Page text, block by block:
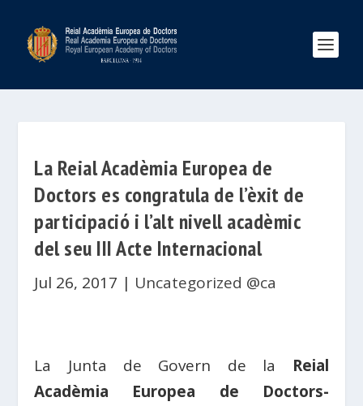
La Reial Acadèmia Europea de
Doctors es congratula de l’èxit de
participació i l’alt nivell acadèmic
del seu III Acte Internacional
Jul 26, 2017 | Uncategorized @ca
La Junta de Govern de la Reial
Acadèmia Europea de Doctors-